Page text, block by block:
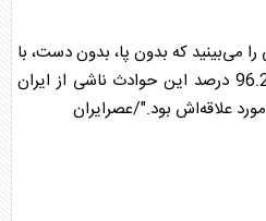
می‌بینید که بدون پا، بدون دست، با
صورتی محو شده راه می‌روند، 96.2 درصد این حوادث ناشی از ایران
علاقه‌اش بود."/عصرایران